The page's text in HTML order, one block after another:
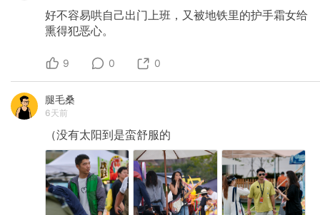
好不容易哄自己出门上班，又被地铁里的护手霜女给
熏得犯恶心。
9 0 0
腿毛桑
6天前
（没有太阳到是蛮舒服的